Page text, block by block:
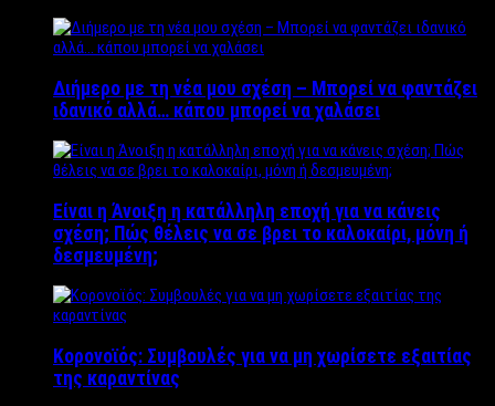
Διήμερο με τη νέα μου σχέση – Μπορεί να φαντάζει
ιδανικό αλλά… κάπου μπορεί να χαλάσει
Είναι η Άνοιξη η κατάλληλη εποχή για να κάνεις
σχέση; Πώς θέλεις να σε βρει το καλοκαίρι, μόνη ή
δεσμευμένη;
Κορονοϊός: Συμβουλές για να μη χωρίσετε εξαιτίας
της καραντίνας